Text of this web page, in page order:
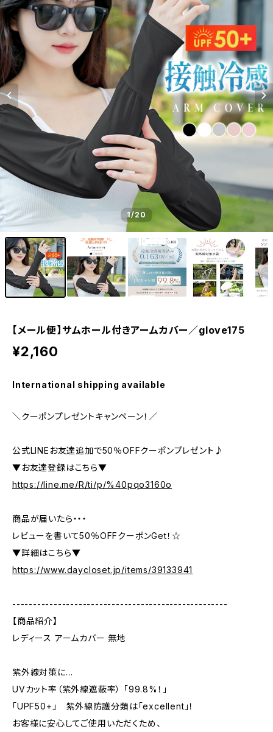
1/20
【メール便】サムホール付きアームカバー／glove175
¥2,160
International shipping available
＼クーポンプレゼントキャンペーン！／
公式LINEお友達追加で50％OFFクーポンプレゼント♪
▼お友達登録はこちら▼
https://line.me/R/ti/p/%40pqo3160o
商品が届いたら・・・
レビューを書いて50％OFFクーポンGet！☆
▼詳細はこちら▼
https://www.daycloset.jp/items/39133941
----------------------------------------------------
【商品紹介】
レディース アームカバー 無地
紫外線対策に…
UVカット率（紫外線遮蔽率） 「99.8%！」
「UPF50+」 紫外線防護分類は「excellent」！
お客様に安心してご使用いただくため、